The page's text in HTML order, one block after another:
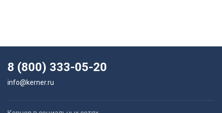
8 (800) 333-05-20
info@kerner.ru